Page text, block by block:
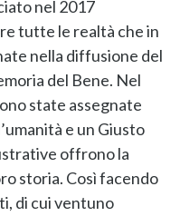
nel 2017
tutte le realtà che in
nella diffusione del
del Bene. Nel
state assegnate
e un Giusto
offrono la
storia. Così facendo
di cui ventuno